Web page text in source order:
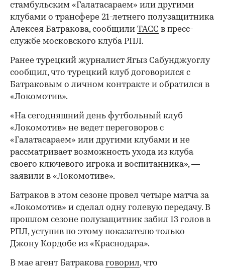
стамбульским «Галатасараем» или другими
клубами о трансфере 21-летнего полузащитника
Алексея Батракова, сообщили ТАСС в пресс-
службе московского клуба РПЛ.
Ранее турецкий журналист Ягыз Сабунджуоглу
сообщил, что турецкий клуб договорился с
Батраковым о личном контракте и обратился в
«Локомотив».
«На сегодняшний день футбольный клуб
«Локомотив» не ведет переговоров с
«Галатасараем» или другими клубами и не
рассматривает возможность ухода из клуба
своего ключевого игрока и воспитанника», —
заявили в «Локомотиве».
Батраков в этом сезоне провел четыре матча за
«Локомотив» и сделал одну голевую передачу. В
прошлом сезоне полузащитник забил 13 голов в
РПЛ, уступив по этому показателю только
Джону Кордобе из «Краснодара».
В мае агент Батраковаговорил, что